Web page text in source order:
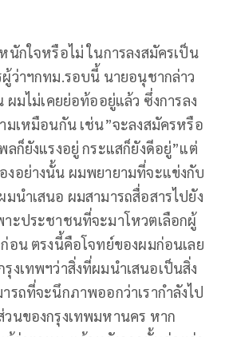
นักใจหรือไม่ ในการลงสมัครเป็น
ว่าฯกทม.รอบนี้ นายอนุชากล่าว
ผมไม่เคยย่อท้ออยู่แล้ว ซึ่งการลง
มเหมือนกัน เช่น”จะลงสมัครหรือ
ลก็ยังแรงอยู่ กระแสก็ยังดีอยู่”แต่
งอย่างนั้น ผมพยายามที่จะแข่งกับ
มนำเสนอ ผมสามารถสื่อสารไปยัง
ะประชาชนที่จะมาโหวตเลือกผู้
อน ตรงนี้คือโจทย์ของผมก่อนเลย
งเทพฯว่าสิ่งที่ผมนำเสนอเป็นสิ่ง
รถที่จะนึกภาพออกว่าเรากำลังไป
นของกรุงเทพมหานคร หาก